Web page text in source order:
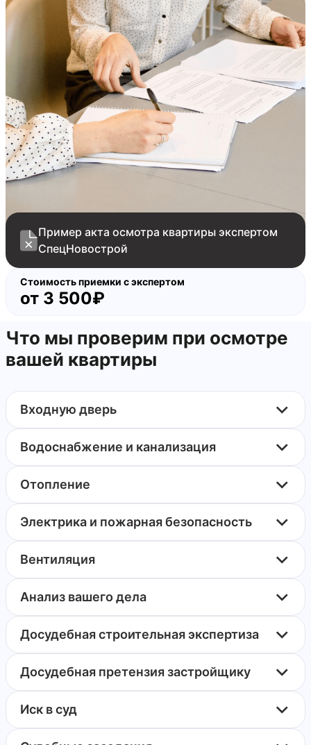
Пример акта осмотра квартиры экспертом
СпецНовострой
Стоимость приемки с экспертом
от 3 500₽
Что мы проверим при осмотре
вашей квартиры
Входную дверь
Водоснабжение и канализация
Отопление
Электрика и пожарная безопасность
Вентиляция
Анализ вашего дела
Досудебная строительная экспертиза
Досудебная претензия застройщику
Иск в суд